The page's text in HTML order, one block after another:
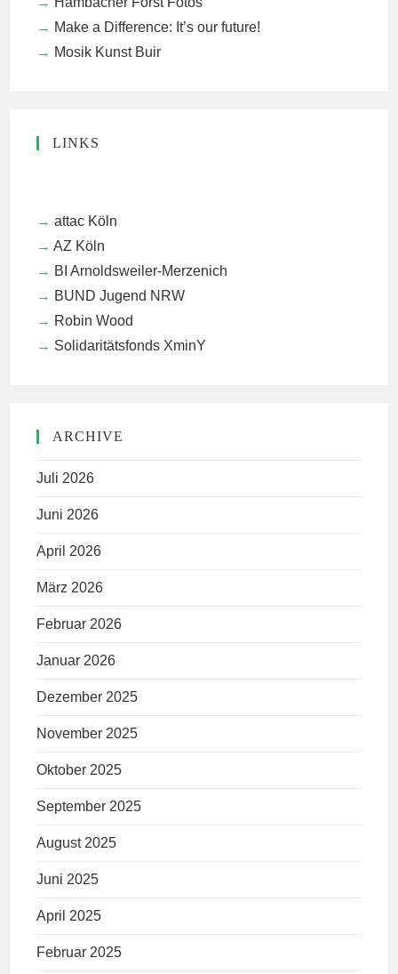
Make a Difference: It’s our future!
Mosik Kunst Buir
LINKS
attac Köln
AZ Köln
BI Arnoldsweiler-Merzenich
BUND Jugend NRW
Robin Wood
Solidaritätsfonds XminY
ARCHIVE
Juli 2026
Juni 2026
April 2026
März 2026
Februar 2026
Januar 2026
Dezember 2025
November 2025
Oktober 2025
September 2025
August 2025
Juni 2025
April 2025
Februar 2025